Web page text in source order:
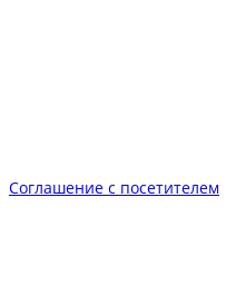
Соглашение с посетителем